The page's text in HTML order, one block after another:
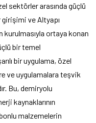
sektörler arasında güçlü
girişimi ve Altyapı
kurulmasıyla ortaya konan
bir temel
bir uygulama, özel
ve uygulamalara teşvik
Bu, demiryolu
kaynaklarının
malzemelerin